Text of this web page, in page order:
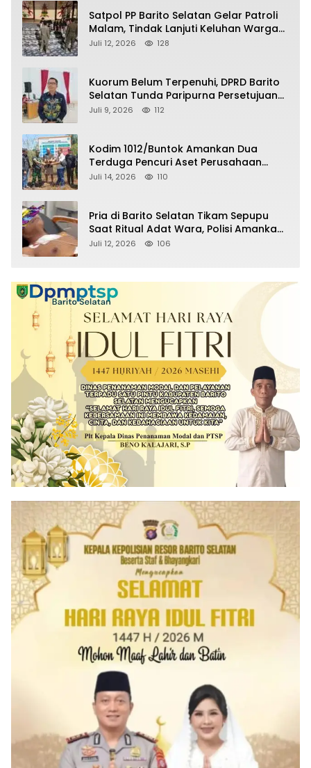
Satpol PP Barito Selatan Gelar Patroli
Malam, Tindak Lanjuti Keluhan Warga
soal Balap Liar dan Remaja Nongkrong
Juli 12, 2026 128
Kuorum Belum Terpenuhi, DPRD Barito
Selatan Tunda Paripurna Persetujuan
Raperda Pertanggungjawaban APBD
Juli 9, 2026 112
Kodim 1012/Buntok Amankan Dua
Terduga Pencuri Aset Perusahaan
Sitaan Satgas PKH, Satu Paket Diduga
Juli 14, 2026 110
Pria di Barito Selatan Tikam Sepupu
Saat Ritual Adat Wara, Polisi Amankan
Pelaku
Juli 12, 2026 106